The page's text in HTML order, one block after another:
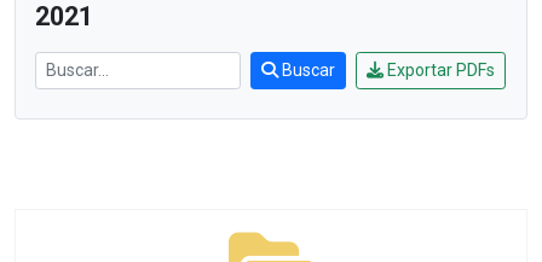
2021
Buscar Exportar PDFs